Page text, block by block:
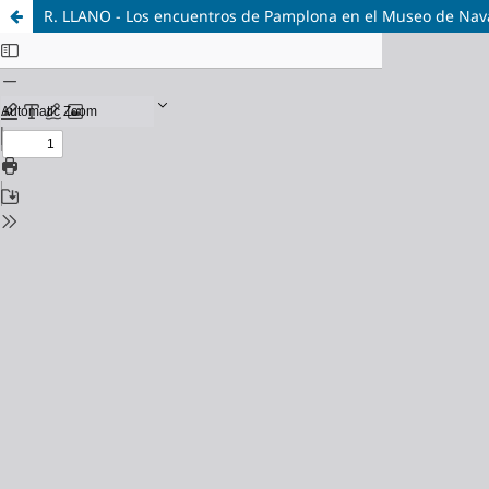
R. LLANO - Los encuentros de Pamplona en el Museo de